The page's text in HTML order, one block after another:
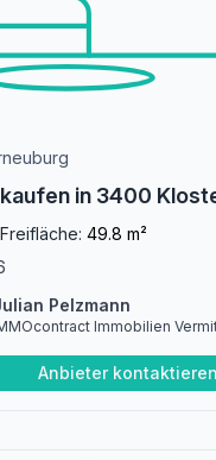
in 3400
Freifläche: 49.8 m²
Pelzmann
Immobilien
Anbieter kontaktieren